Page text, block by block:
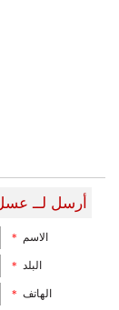
أرسل لــ
الاسم *
البلد *
الهاتف *